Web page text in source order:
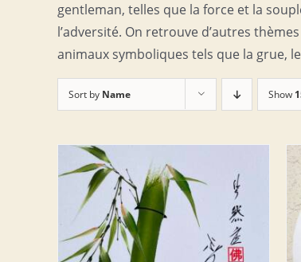
gentleman, telles que la force et la
l’adversité. On retrouve d’autres
animaux symboliques tels que la grue,
Sort by Name Show
AJOUTER AU PANIER / DETAILS